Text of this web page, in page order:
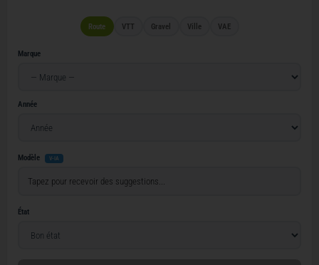
Route VTT Gravel Ville VAE
Marque
Année
Modèle V-IA
État